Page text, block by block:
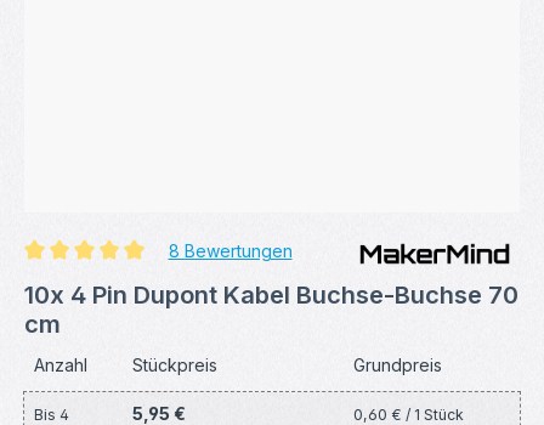
8 Bewertungen
10x 4 Pin Dupont Kabel Buchse-Buchse 70
cm
Anzahl Stückpreis Grundpreis
Bis 4 5,95 € 0,60 € / 1 Stück